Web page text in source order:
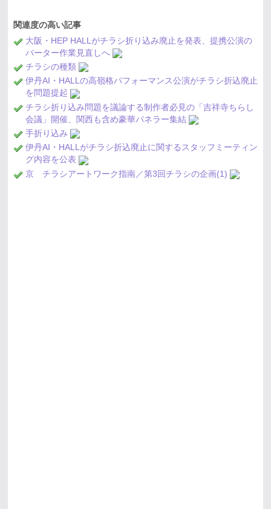
関連度の高い記事
大阪・HEP HALLがチラシ折り込み廃止を発表、提携公演の
バーター作業見直しへ
チラシの種類
伊丹AI・HALLの高嶺格パフォーマンス公演がチラシ折込廃止
を問題提起
チラシ折り込み問題を議論する制作者必見の「吉祥寺ちらし
会議」開催、関西も含め豪華パネラー集結
手折り込み
伊丹AI・HALLがチラシ折込廃止に関するスタッフミーティン
グ内容を公表
京 チラシアートワーク指南／第3回チラシの企画(1)